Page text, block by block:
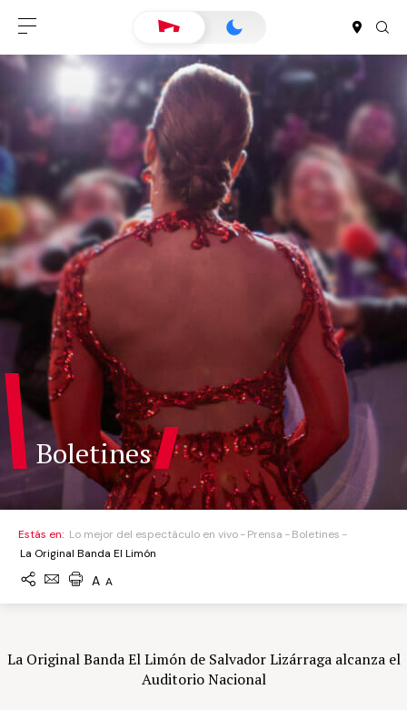
Boletines
Estás en: Lo mejor del espectáculo en vivo Prensa
Boletines
La Original Banda El Limón
A A
La Original Banda El Limón de Salvador Lizárraga alcanza el
Auditorio Nacional